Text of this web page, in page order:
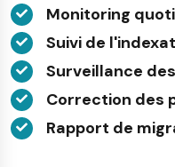
Monitoring
Suivi de
Surveillance
Correction des
Rapport de